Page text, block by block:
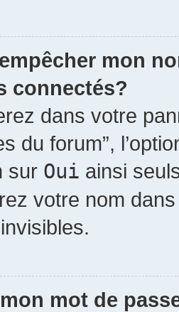
mon
connectés?
dans votre
du forum”,
sur Oui ainsi
votre nom
mot de